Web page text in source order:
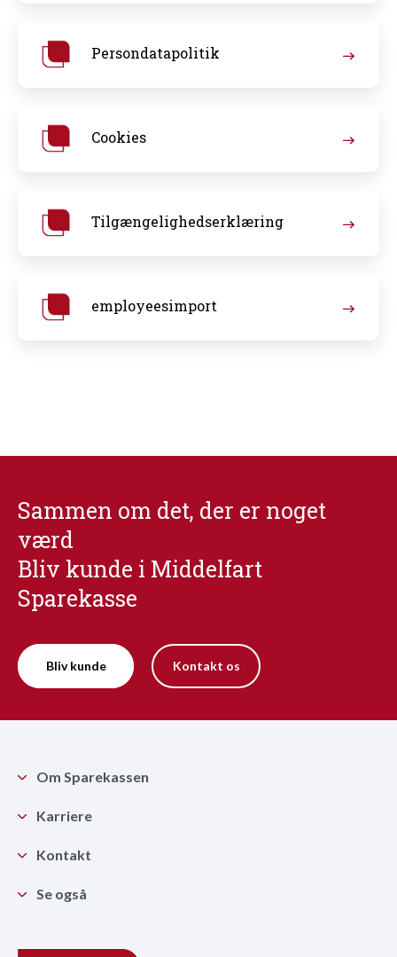
Persondatapolitik
Cookies
Tilgængelighedserklæring
employeesimport
Sammen om det, der er noget
værd
Bliv kunde i Middelfart
Sparekasse
Bliv kunde Kontakt os
Om Sparekassen
Karriere
Kontakt
Se også